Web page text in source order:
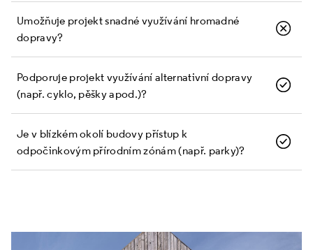
Umožňuje projekt snadné využívání hromadné
dopravy?
Podporuje projekt využívání alternativní dopravy
(např. cyklo, pěšky apod.)?
Je v blízkém okolí budovy přístup k
odpočinkovým přírodním zónám (např. parky)?